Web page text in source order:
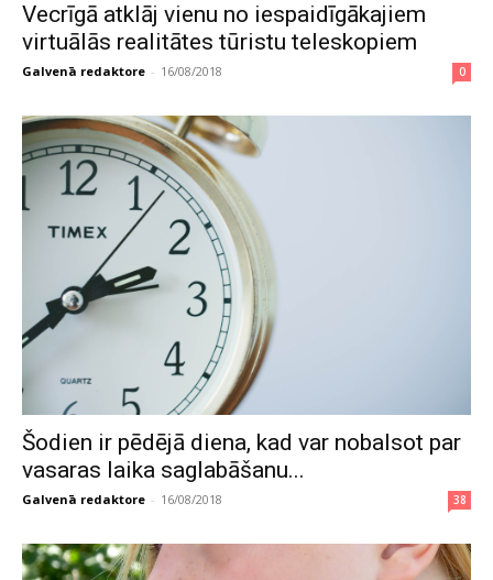
Vecrīgā atklāj vienu no iespaidīgākajiem
virtuālās realitātes tūristu teleskopiem
Galvenā redaktore - 16/08/2018 0
Šodien ir pēdējā diena, kad var nobalsot par
vasaras laika saglabāšanu...
Galvenā redaktore - 16/08/2018 38